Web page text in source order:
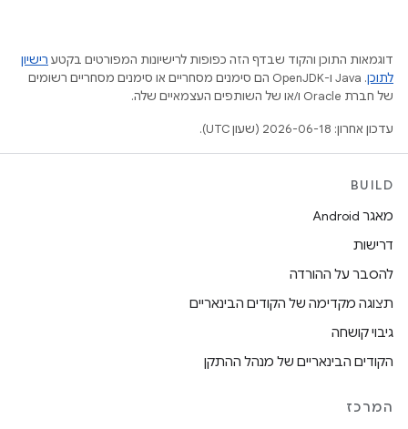
דוגמאות התוכן והקוד שבדף הזה כפופות לרישיונות המפורטים בקטע רישיון
לתוכן
.‏ Java ו-OpenJDK הם סימנים מסחריים או סימנים מסחריים רשומים
של חברת Oracle ו/או של השותפים העצמאיים שלה.
עדכון אחרון: 2026-06-18 (שעון UTC).
BUILD
מאגר Android
דרישות
להסבר על ההורדה
תצוגה מקדימה של הקודים הבינאריים
גיבוי קושחה
הקודים הבינאריים של מנהל ההתקן
המרכז